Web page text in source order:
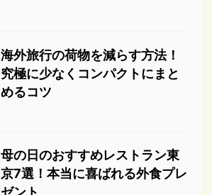
海外旅行の荷物を減らす方法！
究極に少なくコンパクトにまと
めるコツ
母の日のおすすめレストラン東
京7選！本当に喜ばれる外食プレ
ゼント